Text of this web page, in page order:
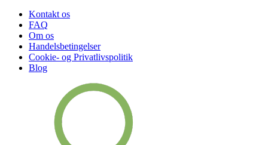
Kontakt os
FAQ
Om os
Handelsbetingelser
Cookie- og Privatlivspolitik
Blog